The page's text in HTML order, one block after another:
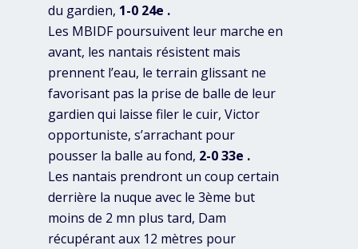
du gardien, 1-0 24e .
Les MBIDF poursuivent leur marche en
avant, les nantais résistent mais
prennent l’eau, le terrain glissant ne
favorisant pas la prise de balle de leur
gardien qui laisse filer le cuir, Victor
opportuniste, s’arrachant pour
pousser la balle au fond, 2-0 33e .
Les nantais prendront un coup certain
derrière la nuque avec le 3ème but
moins de 2 mn plus tard, Dam
récupérant aux 12 mètres pour